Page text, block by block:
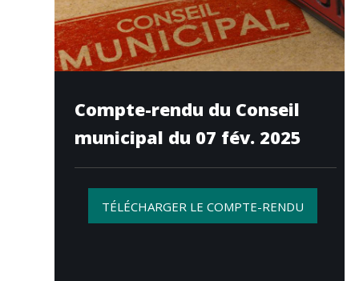
Compte-rendu du Conseil
municipal du 07 fév. 2025
TÉLÉCHARGER LE COMPTE-RENDU